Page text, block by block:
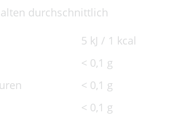
durchschnittlich
5 kJ / 1 kcal
< 0,1 g
< 0,1 g
< 0,1 g